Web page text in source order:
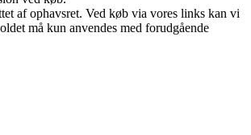
af ophavsret. Ved køb via vores links kan vi
må kun anvendes med forudgående